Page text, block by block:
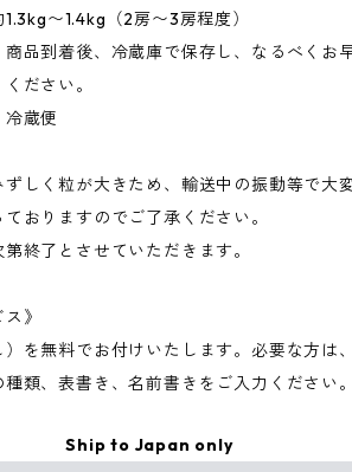
〜1.4kg（2房〜3房程度）
品到着後、冷蔵庫で保存し、なるべくお
ださい。
蔵便
しく粒が大きため、輸送中の振動等で大
おりますのでご了承ください。
終了とさせていただきます。
》
を無料でお付けいたします。必要な方は
類、表書き、名前書きをご入力ください。
Ship to Japan only